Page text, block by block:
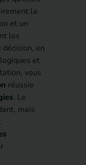
la
et un
les
en
et
vous
réussie
. Le
mais